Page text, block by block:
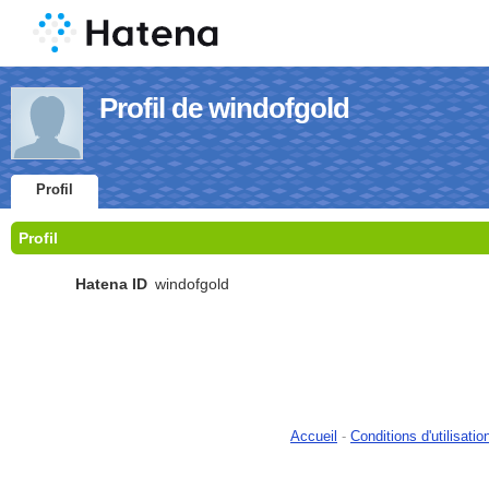
Profil de windofgold
Profil
Profil
Hatena ID windofgold
Accueil - Conditions